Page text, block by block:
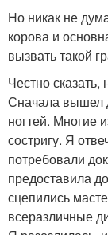
Но никак не
корова и
вызвать такой
Честно
Сначала вышел
ногтей. Многие
состригу. Я
потребовали
предоставила
сцепились
всеразличные